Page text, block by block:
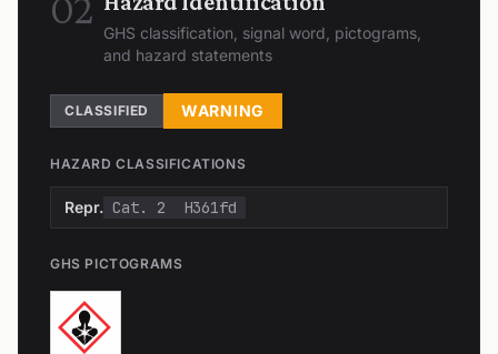
GHS classification, signal word, pictograms,
and hazard statements
CLASSIFIED WARNING
HAZARD CLASSIFICATIONS
Repr. Cat. 2 H361fd
GHS PICTOGRAMS